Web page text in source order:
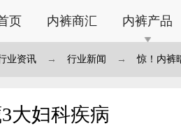
页 内裤商汇 内裤产品
业资讯 → 行业新闻 → 惊！内裤
大妇科疾病